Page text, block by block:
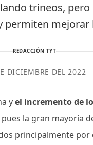
trineos,
permiten mejorar
REDACCIÓN TYT
DICIEMBRE DEL 2022
yel incremento de
pues la gran mayoría
principalmente por